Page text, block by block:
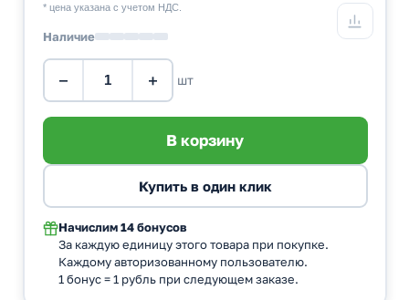
* цена указана с учетом НДС.
Наличие
− + шт
Начислим 14 бонусов
За каждую единицу этого товара при покупке.
Каждому авторизованному пользователю.
1 бонус = 1 рубль при следующем заказе.